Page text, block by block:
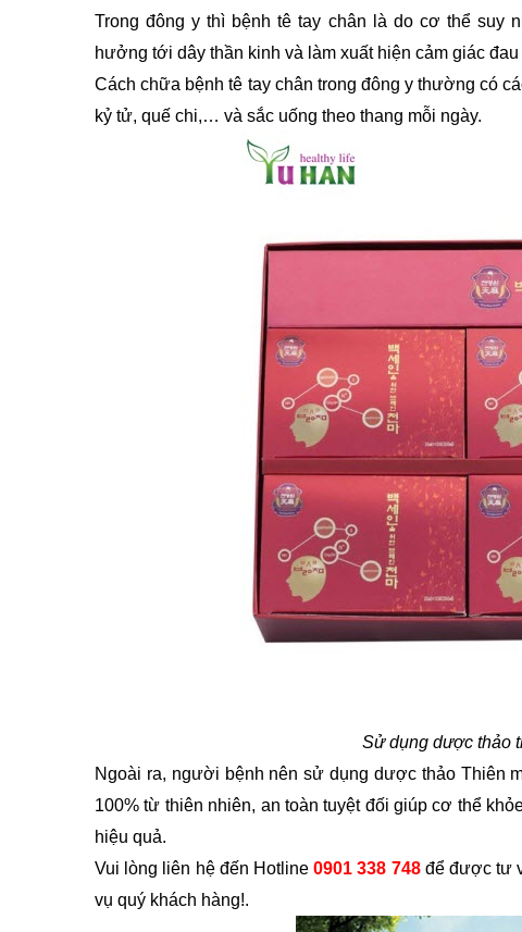
Trong đông y thì bệnh tê tay chân là do cơ thể suy
hưởng tới dây thần kinh và làm xuất hiện cảm giác
Cách chữa bệnh tê tay chân trong đông y thường có
kỷ tử, quế chi,… và sắc uống theo thang mỗi ngày.
Sử dụng dược thảo
Ngoài ra, người bệnh nên sử dụng dược thảo Thiên
100% từ thiên nhiên, an toàn tuyệt đối giúp cơ thể
hiệu quả.
Vui lòng liên hệ đến Hotline 0901 338 748 để được tư
vụ quý khách hàng!.